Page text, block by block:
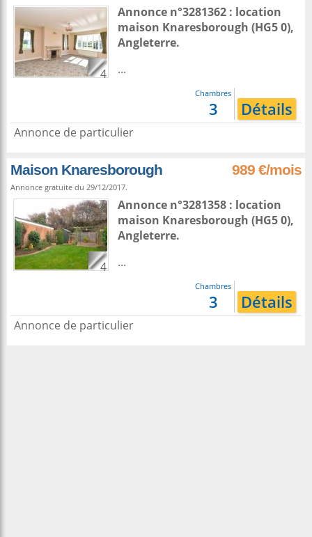
4
Annonce n°3281362 : location
maison Knaresborough (HG5 0),
Angleterre.
...
Chambres
3 Détails
Annonce de particulier
Maison Knaresborough 989 €/mois
Annonce gratuite du 29/12/2017.
4
Annonce n°3281358 : location
maison Knaresborough (HG5 0),
Angleterre.
...
Chambres
3 Détails
Annonce de particulier